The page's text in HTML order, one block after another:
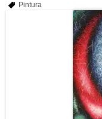
Pintura